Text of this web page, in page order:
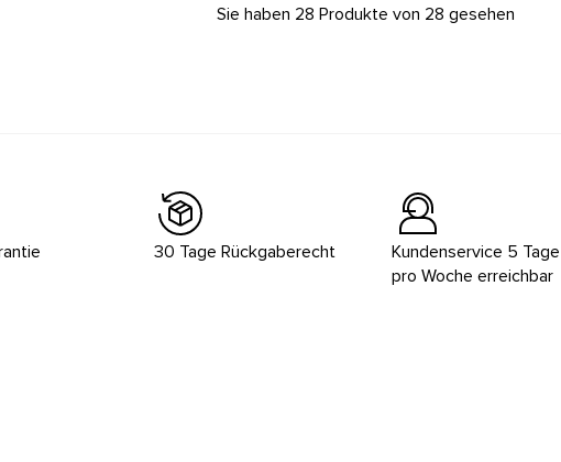
Sie haben 28 Produkte von 28 gesehen
30 Tage Rückgaberecht
Kundenservice 5 Tage
pro Woche erreichbar